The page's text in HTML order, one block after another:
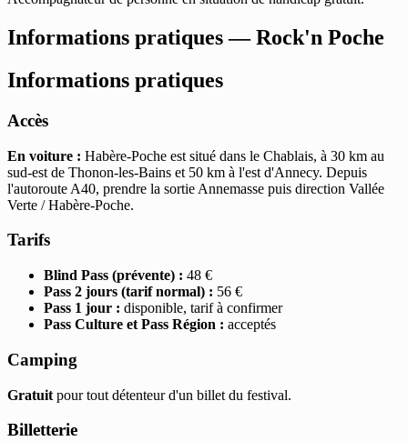
Informations pratiques — Rock'n Poche
Informations pratiques
Accès
En voiture : Habère-Poche est situé dans le Chablais, à 30 km au
sud-est de Thonon-les-Bains et 50 km à l'est d'Annecy. Depuis
l'autoroute A40, prendre la sortie Annemasse puis direction Vallée
Verte / Habère-Poche.
Tarifs
Blind Pass (prévente) : 48 €
Pass 2 jours (tarif normal) : 56 €
Pass 1 jour : disponible, tarif à confirmer
Pass Culture et Pass Région : acceptés
Camping
Gratuit pour tout détenteur d'un billet du festival.
Billetterie